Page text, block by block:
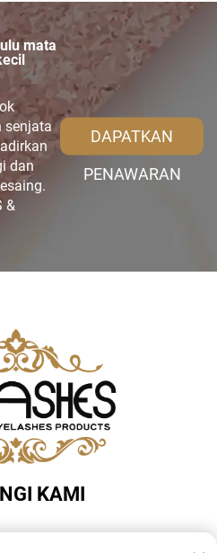
mata
senjata
dan
&
DAPATKAN
PENAWARAN
KAMI